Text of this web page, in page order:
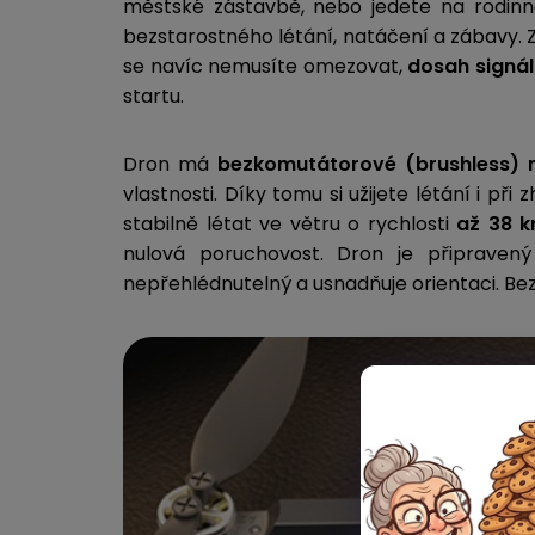
městské zástavbě, nebo jedete na
bezstarostného létání, natáčení a zábavy.
se navíc nemusíte omezovat, dosah
startu.
Dron má bezkomutátorové (brushless)
vlastnosti. Díky tomu si užijete létání i při
stabilně létat ve větru o rychlosti až 38
nulová poruchovost. Dron je
nepřehlédnutelný a usnadňuje orientaci.